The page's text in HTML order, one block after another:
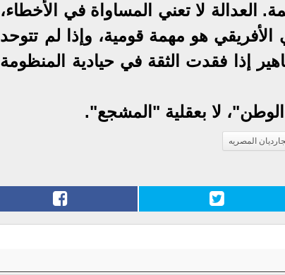
العدالة لا تعني المساواة في الأخطاء،
الأفريقي هو مهمة قومية، وإذا لم تتوحد
إذا فقدت الثقة في حيادية المنظومة
لا بعقلية "المشجع".
المصريه